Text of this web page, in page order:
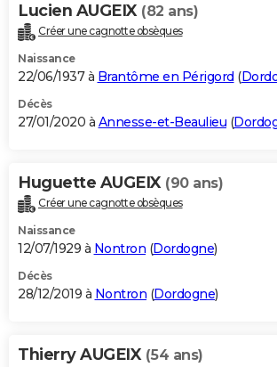
Lucien AUGEIX (82 ans)
Créer une cagnotte obsèques
Naissance
22/06/1937 à Brantôme en Périgord (
Décès
27/01/2020 à Annesse-et-Beaulieu (
Huguette AUGEIX (90 ans)
Créer une cagnotte obsèques
Naissance
12/07/1929 à Nontron (Dordogne)
Décès
28/12/2019 à Nontron (Dordogne)
Thierry AUGEIX (54 ans)